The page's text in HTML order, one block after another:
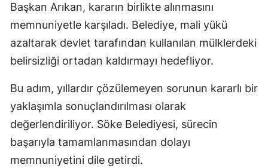
Başkan Arıkan, kararın birlikte alınmasını
memnuniyetle karşıladı. Belediye, mali yükü
azaltarak devlet tarafından kullanılan mülklerdeki
belirsizliği ortadan kaldırmayı hedefliyor.
Bu adım, yıllardır çözülemeyen sorunun kararlı bir
yaklaşımla sonuçlandırılması olarak
değerlendiriliyor. Söke Belediyesi, sürecin
başarıyla tamamlanmasından dolayı
memnuniyetini dile getirdi.